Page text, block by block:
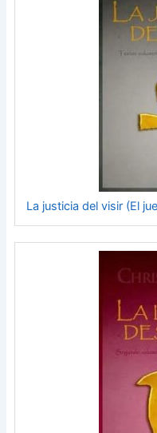
La justicia del visir (El